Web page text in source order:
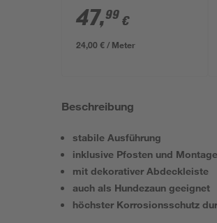
200 x 123 cm
47,99 €
24,00 € / Meter
Beschreibung
stabile Ausführung
inklusive Pfosten und
mit dekorativer Abdeckleiste
auch als Hundezaun geeignet
höchster Korrosionsschutz